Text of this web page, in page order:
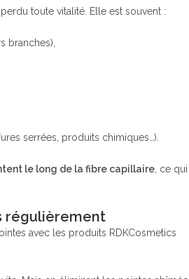
toute vitalité. Elle est souvent :
branches),
serrées, produits chimiques…).
le long de la fibre capillaire , ce
régulièrement